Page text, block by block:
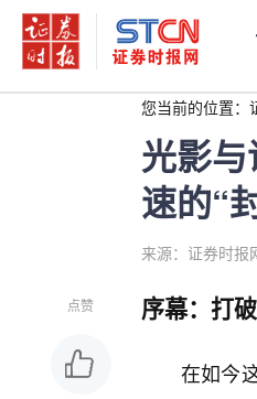
您当前的位置：
光影
速的“
来源：证券时报
点赞 序幕：打
在如今